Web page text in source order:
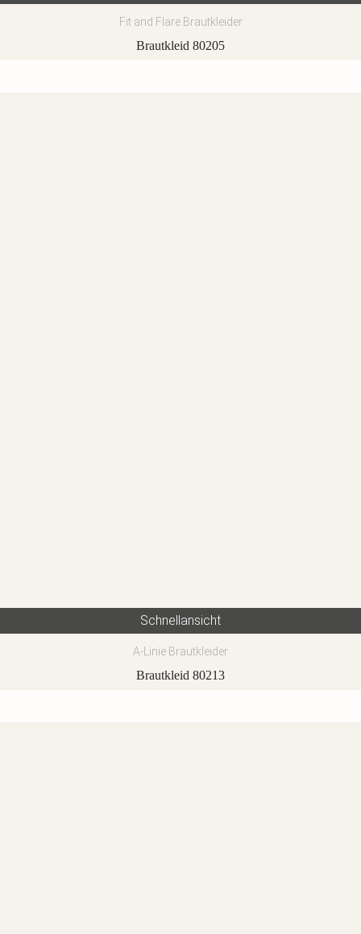
Fit and Flare Brautkleider
Brautkleid 80205
Schnellansicht
A-Linie Brautkleider
Brautkleid 80213